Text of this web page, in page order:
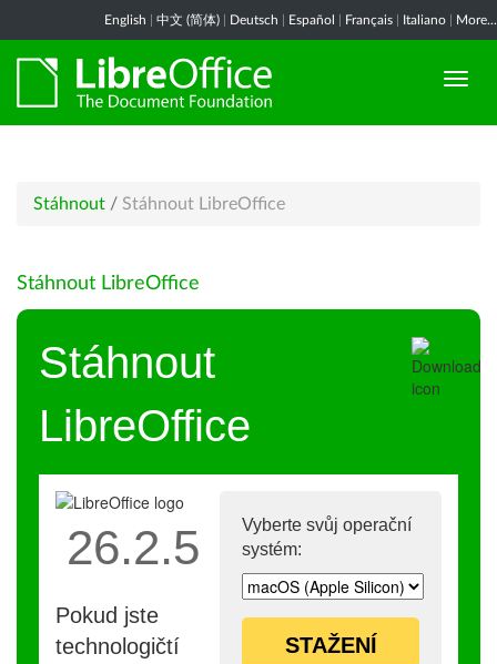
English 中文 (简体) Deutsch Español Français Italiano More...
Stáhnout / Stáhnout LibreOffice
Stáhnout LibreOffice
Stáhnout
LibreOffice
Vyberte svůj operační
systém:
STAŽENÍ
26.2.5
Pokud jste
technologičtí